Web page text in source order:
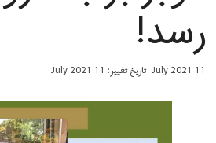
رسد!
11 July 2021 تاریخ تغییر: 11 July 2021